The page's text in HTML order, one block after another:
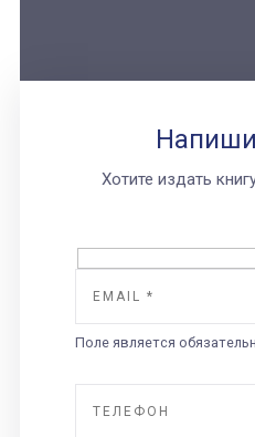
Хотите издать
Поле является